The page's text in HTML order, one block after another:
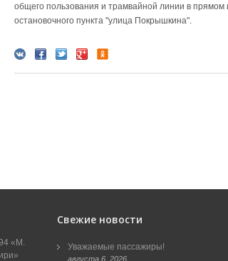
общего пользования и трамвайной линии в
остановочного пункта "улица Покрышкина".
«М.
Свежие новости
Уважаемые пассажиры!
августа 6, 2026